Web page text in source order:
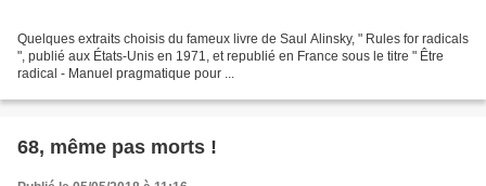
Quelques extraits choisis du fameux livre de Saul Alinsky, " Rules for radicals
", publié aux États-Unis en 1971, et republié en France sous le titre " Être
radical - Manuel pragmatique pour ...
68, même pas morts !